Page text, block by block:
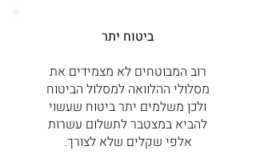
​​ביטוח יתר
רוב המבוטחים לא מצמידים את
מסלולי ההלוואה למסלול הביטוח
ולכן משלמים יתר ביטוח שעשוי
להביא במצטבר לתשלום עשרות
אלפי שקלים שלא לצורך.